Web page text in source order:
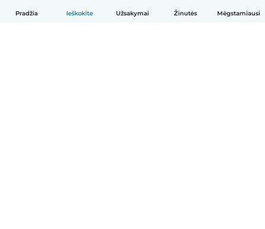
Pradžia Ieškokite Užsakymai Žinutės Mėgstamiausi